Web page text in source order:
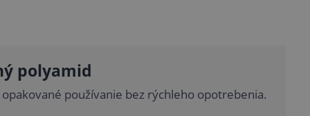
polyamid
používanie bez rýchleho opotrebenia.